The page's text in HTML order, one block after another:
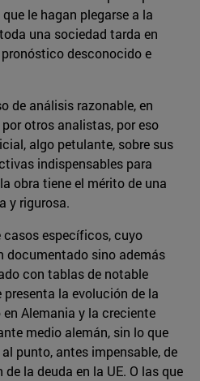
le hagan plegarse a la
una sociedad tarda en
desconocido e
de análisis razonable, en
otros analistas, por eso
algo petulante, sobre sus
indispensables para
obra tiene el mérito de una
y rigurosa.
específicos, cuyo
documentado sino además
con tablas de notable
presenta la evolución de la
Alemania y la creciente
medio alemán, sin lo que
punto, antes impensable, de
la deuda en la UE. O las que